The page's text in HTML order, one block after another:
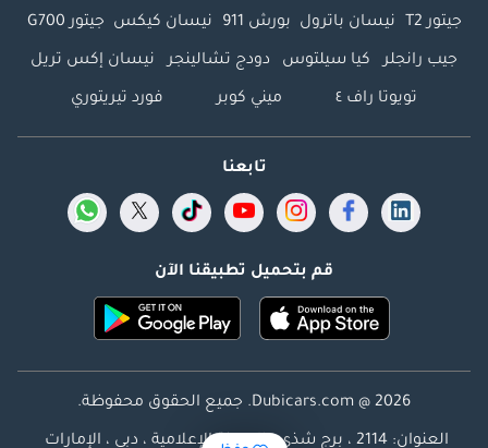
جيتور T2 نيسان باترول بورش 911 نيسان كيكس جيتور G700
جيب رانجلر كيا سيلتوس دودج تشالينجر نيسان إكس تريل
تويوتا راف ٤ ميني كوبر فورد تيريتوري
تابعنا
قم بتحميل تطبيقنا الآن
Dubicars.com @ 2026. جميع الحقوق محفوظة.
العنوان: 2114 ، برج شذى ، المدينة الإعلامية ، دبي ، الإمارات